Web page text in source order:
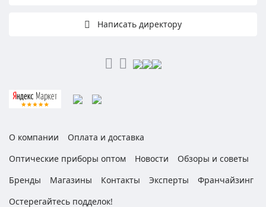
Написать директору
О компании
Оплата и доставка
Оптические приборы оптом
Новости
Обзоры и советы
Бренды
Магазины Контакты Эксперты
Франчайзинг
Остерегайтесь подделок!